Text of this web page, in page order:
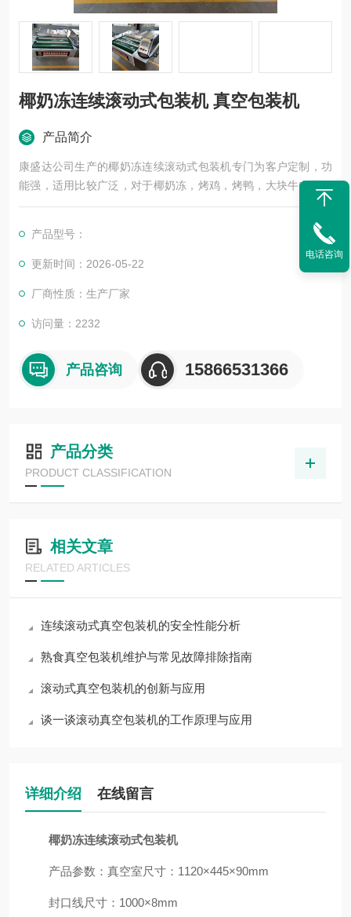
椰奶冻连续滚动式包装机 真空包装机
产品简介
康盛达公司生产的椰奶冻连续滚动式包装机专门为客户定制，功
能强，适用比较广泛，对于椰奶冻，烤鸡，烤鸭，大块牛肉等大
的食品真空包装。
产品型号：
更新时间：2026-05-22
厂商性质：生产厂家
访问量：2232
产品咨询 15866531366
产品分类
PRODUCT CLASSIFICATION
相关文章
RELATED ARTICLES
连续滚动式真空包装机的安全性能分析
熟食真空包装机维护与常见故障排除指南
滚动式真空包装机的创新与应用
谈一谈滚动真空包装机的工作原理与应用
详细介绍 在线留言
椰奶冻连续滚动式包装机
产品参数：真空室尺寸：1120×445×90mm
封口线尺寸：1000×8mm
电话咨询